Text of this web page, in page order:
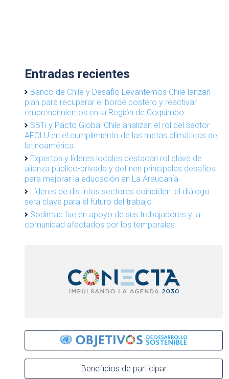
Entradas recientes
Banco de Chile y Desafío Levantemos Chile lanzan
plan para recuperar el borde costero y reactivar
emprendimientos en la Región de Coquimbo
SBTi y Pacto Global Chile analizan el rol del sector
AFOLU en el cumplimiento de las metas climáticas de
latinoamérica
Expertos y líderes locales destacan rol clave de
alianza público-privada y definen principales desafíos
para mejorar la educación en La Araucanía
Líderes de distintos sectores coinciden: el diálogo
será clave para el futuro del trabajo
Sodimac fue en apoyo de sus trabajadores y la
comunidad afectados por los temporales
Beneficios de participar